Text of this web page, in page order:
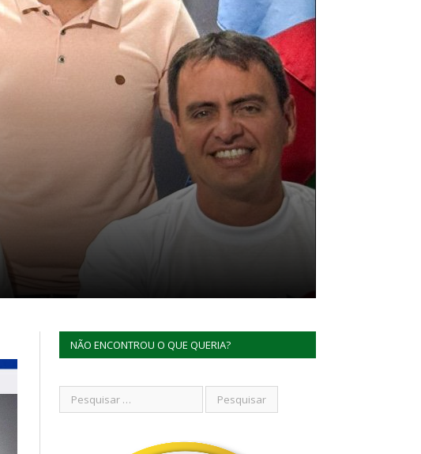
NÃO ENCONTROU O QUE QUERIA?